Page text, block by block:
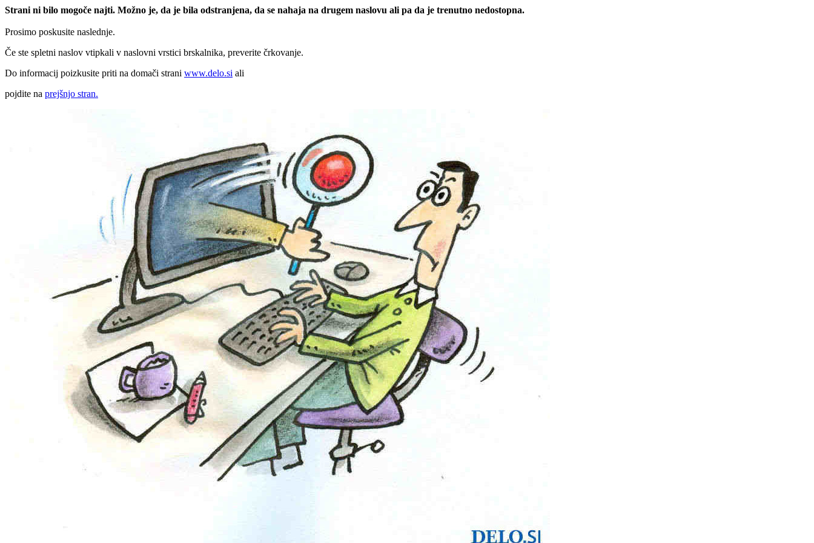
Strani ni bilo mogoče najti. Možno je, da je bila odstranjena, da se nahaja na drugem naslovu ali pa da je trenutno nedostopna.
Prosimo poskusite naslednje.
Če ste spletni naslov vtipkali v naslovni vrstici brskalnika, preverite črkovanje.
Do informacij poizkusite priti na domači strani www.delo.si ali
pojdite na prejšnjo stran.